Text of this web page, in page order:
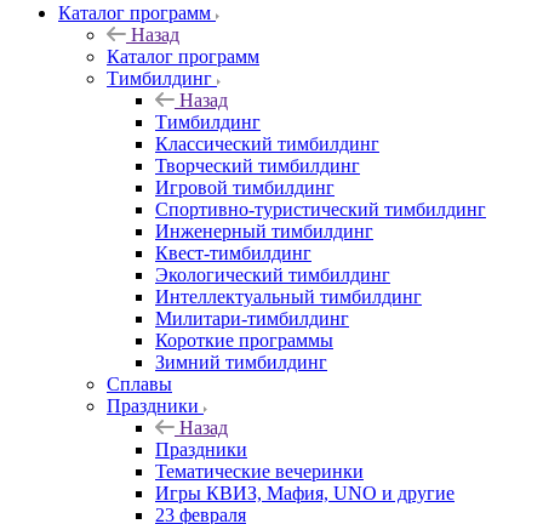
Каталог программ
Назад
Каталог программ
Тимбилдинг
Назад
Тимбилдинг
Классический тимбилдинг
Творческий тимбилдинг
Игровой тимбилдинг
Спортивно-туристический тимбилдинг
Инженерный тимбилдинг
Квест-тимбилдинг
Экологический тимбилдинг
Интеллектуальный тимбилдинг
Милитари-тимбилдинг
Короткие программы
Зимний тимбилдинг
Сплавы
Праздники
Назад
Праздники
Тематические вечеринки
Игры КВИЗ, Мафия, UNO и другие
23 февраля